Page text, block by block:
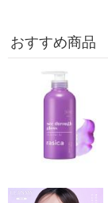
おすすめ商品